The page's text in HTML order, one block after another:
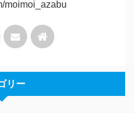
moimoi_azabu
リー